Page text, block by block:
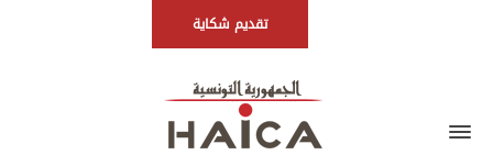
تقديم شكاية